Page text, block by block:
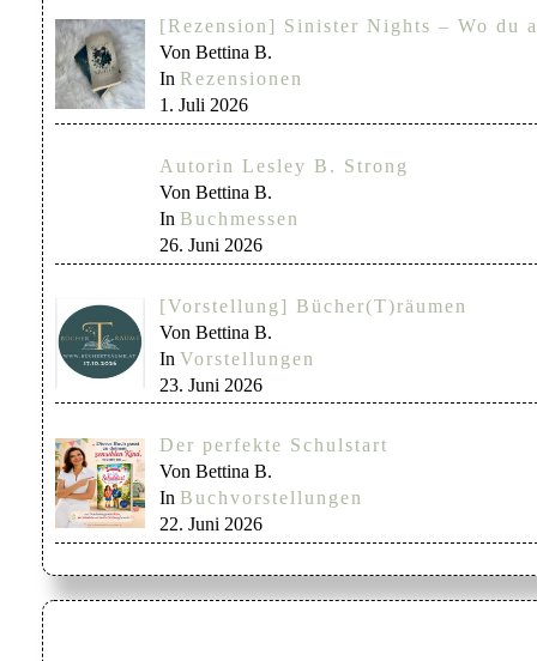
[Rezension] Sinister Nights – Wo du
Von Bettina B.
In Rezensionen
1. Juli 2026
Autorin Lesley B. Strong
Von Bettina B.
In Buchmessen
26. Juni 2026
[Vorstellung] Bücher(T)räumen
Von Bettina B.
In Vorstellungen
23. Juni 2026
Der perfekte Schulstart
Von Bettina B.
In Buchvorstellungen
22. Juni 2026